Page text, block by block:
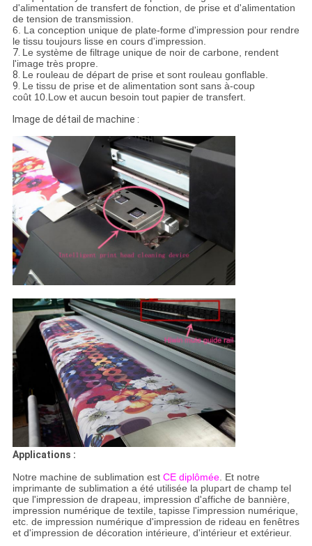
d'alimentation de transfert de fonction, de prise et d'alimentation
de tension de transmission.
6. La conception unique de plate-forme d'impression pour rendre
le tissu toujours lisse en cours d'impression.
7. Le système de filtrage unique de noir de carbone, rendent
l'image très propre.
8. Le rouleau de départ de prise et sont rouleau gonflable.
9. Le tissu de prise et de alimentation sont sans à-coup
coût 10.Low et aucun besoin tout papier de transfert.
Image de détail de machine :
Applications :
Notre machine de sublimation est CE diplômée. Et notre
imprimante de sublimation a été utilisée la plupart de champ tel
que l'impression de drapeau, impression d'affiche de bannière,
impression numérique de textile, tapisse l'impression numérique,
etc. de impression numérique d'impression de rideau en fenêtres
et d'impression de décoration intérieure, d'intérieur et extérieur.